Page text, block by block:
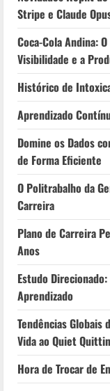
Stripe e Claude
Coca-Cola Andina:
Visibilidade e a
Histórico de
Aprendizado
Domine os Dados
de Forma Eficiente
O Politrabalho da
Carreira
Plano de Carreira
Anos
Estudo
Aprendizado
Tendências Globais
Vida ao Quiet
Hora de Trocar de